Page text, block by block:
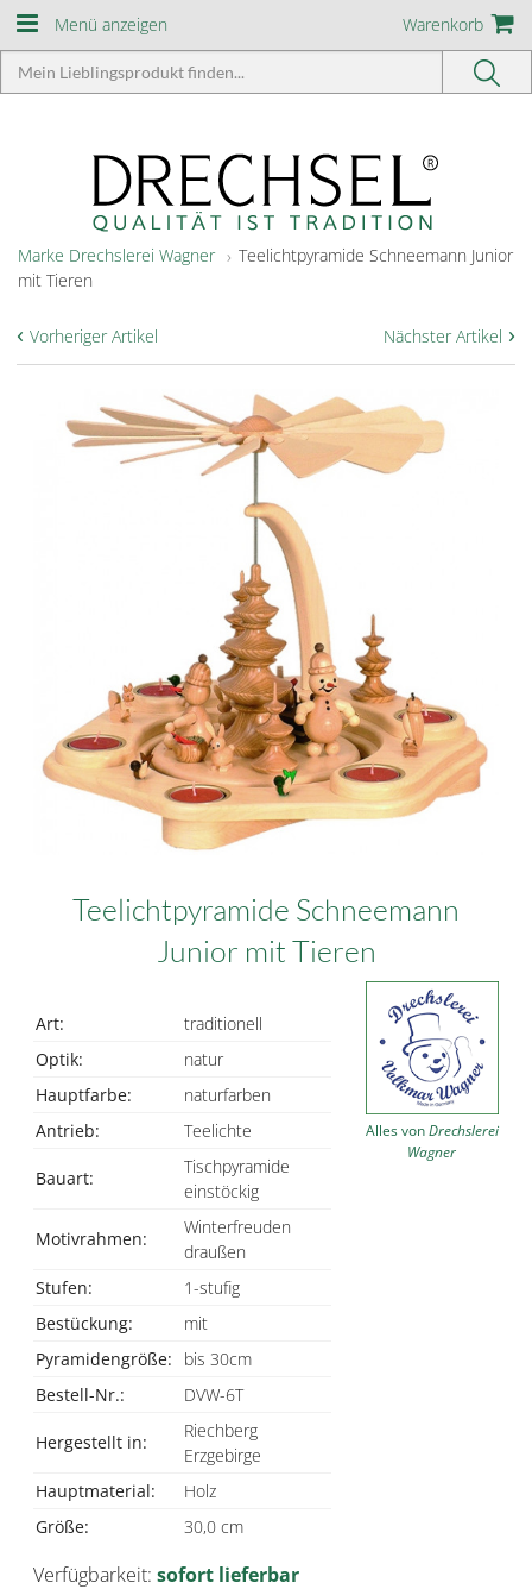
Menü anzeigen Warenkorb
Marke Drechslerei Wagner
Teelichtpyramide Schneemann Junior
mit Tieren
Nächster Artikel ›
‹ Vorheriger Artikel
Teelichtpyramide Schneemann
Junior mit Tieren
Art:
traditionell
Optik:
natur
Hauptfarbe:
naturfarben
Antrieb:
Teelichte
Bauart:
Tischpyramide
einstöckig
Motivrahmen:
Winterfreuden
draußen
Stufen:
1-stufig
Bestückung:
mit
Pyramidengröße:
bis 30cm
Bestell-Nr.:
DVW-6T
Hergestellt in:
Riechberg
Erzgebirge
Hauptmaterial:
Holz
Größe:
30,0 cm
Alles vonDrechslerei
Wagner
Verfügbarkeit: sofort lieferbar